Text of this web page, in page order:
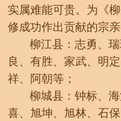
实属难能可贵。为《
修成功作出贡献的宗
柳江县：志勇、
良、有胜、家武、明
祥、阿朝等；
柳城县：钟标、
喜、旭坤、旭林、石